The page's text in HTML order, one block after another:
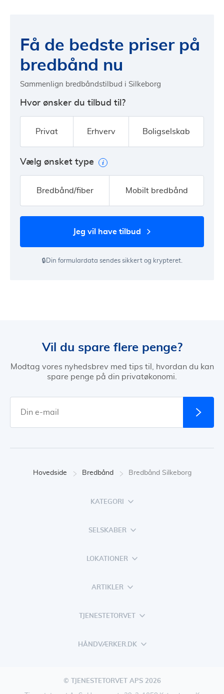
Få de bedste priser på
bredbånd nu
Sammenlign bredbåndstilbud i Silkeborg
Hvor ønsker du tilbud til?
Privat Erhverv Boligselskab
Vælg ønsket type
Bredbånd/fiber Mobilt bredbånd
jeg vil have tilbud
🔒Din formulardata sendes sikkert og krypteret.
Vil du spare flere penge?
Modtag vores nyhedsbrev med tips til, hvordan du kan
spare penge på din privatøkonomi.
Hovedside Bredbånd Bredbånd Silkeborg
KATEGORI
SELSKABER
LOKATIONER
ARTIKLER
TJENESTETORVET
HÅNDVÆRKER.DK
© TJENESTETORVET APS 2026